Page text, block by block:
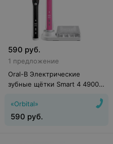
590 руб.
1 предложение
Oral-B Электрические
зубные щётки Smart 4 4900
«Orbital»
590 руб.